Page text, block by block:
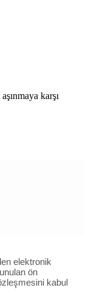
karşı
elektronik
ön
kabul